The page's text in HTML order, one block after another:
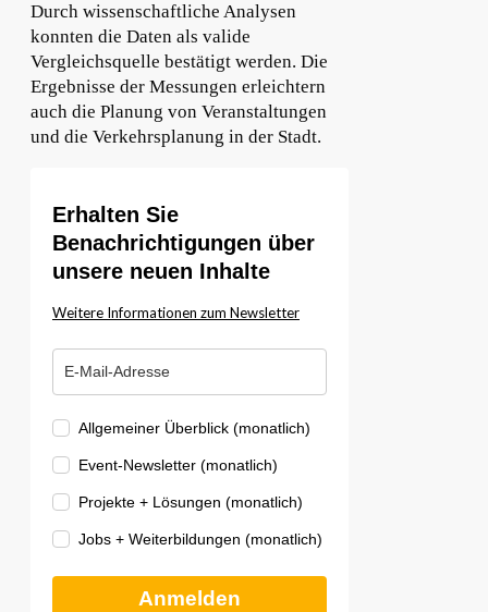
Durch wissenschaftliche Analysen
konnten die Daten als valide
Vergleichsquelle bestätigt werden. Die
Ergebnisse der Messungen erleichtern
auch die Planung von Veranstaltungen
und die Verkehrsplanung in der Stadt.
Erhalten Sie
Benachrichtigungen über
unsere neuen Inhalte
Weitere Informationen zum Newsletter
Allgemeiner Überblick (monatlich)
Event-Newsletter (monatlich)
Projekte + Lösungen (monatlich)
Jobs + Weiterbildungen (monatlich)
Anmelden